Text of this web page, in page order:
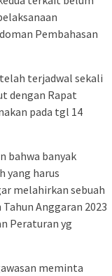
Pembahasan
terjadwal sekali
dengan Rapat
pada tgl 14
bahwa banyak
yang harus
melahirkan sebuah
Anggaran 2023
Peraturan yg
meminta